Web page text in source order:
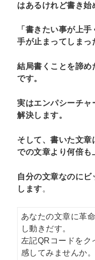
はあるけれど書き始
「書きたい事が上
手が止まってしまっ
結局書くことを諦め
です。
実はエンパシーチ
解決します。
そして、書いた文章
での文章より何倍も
自分の文章なのに
します。
あなたの文章に革
し動きだす。
左記QRコードをク
感してみませんか